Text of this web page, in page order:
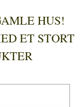
HUS!
ET STORT